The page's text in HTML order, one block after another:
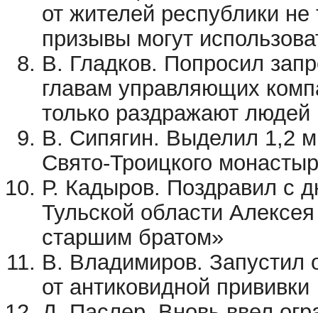
от жителей республики не
призывы могут
В. Гладков. Попросил
главам управляющих
только раздражают людей
В. Сипягин. Выделил 1,2
Свято-Троицкого
Р. Кадыров. Поздравил с
Тульской области
старшим братом»
В. Владимиров. Запустил
от антиковидной прививки